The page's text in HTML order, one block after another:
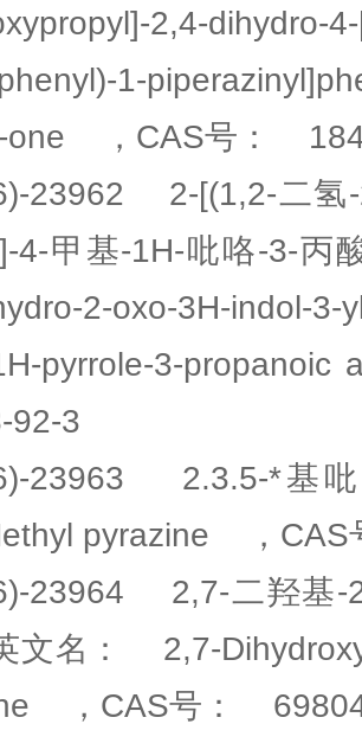
2,4-dihydro-
1-
one ，CAS号：
23962 2-[(1,2-二氢
]-4-甲基-1H-吡咯-3-
2-oxo-3H-indol-3-
pyrrole-3-
92-3
23963 2.3.5-*
pyrazine ，
23964 2,7-二羟基-
名： 2,7-
，CAS号：